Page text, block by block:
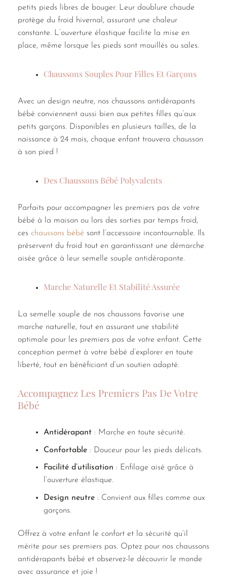
petits pieds libres de bouger. Leur doublure chaude
protège du froid hivernal, assurant une chaleur
constante. L’ouverture élastique facilite la mise en
place, même lorsque les pieds sont mouillés ou sales.
Chaussons Souples Pour Filles Et Garçons
Avec un design neutre, nos chaussons antidérapants
bébé conviennent aussi bien aux petites filles qu’aux
petits garçons. Disponibles en plusieurs tailles, de la
naissance à 24 mois, chaque enfant trouvera chausson
à son pied !
Des Chaussons Bébé Polyvalents
Parfaits pour accompagner les premiers pas de votre
bébé à la maison ou lors des sorties par temps froid,
ces chaussons bébé sont l’accessoire incontournable. Ils
préservent du froid tout en garantissant une démarche
aisée grâce à leur semelle souple antidérapante.
Marche Naturelle Et Stabilité Assurée
La semelle souple de nos chaussons favorise une
marche naturelle, tout en assurant une stabilité
optimale pour les premiers pas de votre enfant. Cette
conception permet à votre bébé d’explorer en toute
liberté, tout en bénéficiant d’un soutien adapté.
Accompagnez Les Premiers Pas De Votre
Bébé
Antidérapant: Marche en toute sécurité.
Confortable: Douceur pour les pieds délicats.
Facilité d’utilisation : Enfilage aisé grâce à
l’ouverture élastique.
Design neutre: Convient aux filles comme aux
garçons.
Offrez à votre enfant le confort et la sécurité qu’il
mérite pour ses premiers pas. Optez pour nos chaussons
antidérapants bébé et observez-le découvrir le monde
avec assurance et joie !